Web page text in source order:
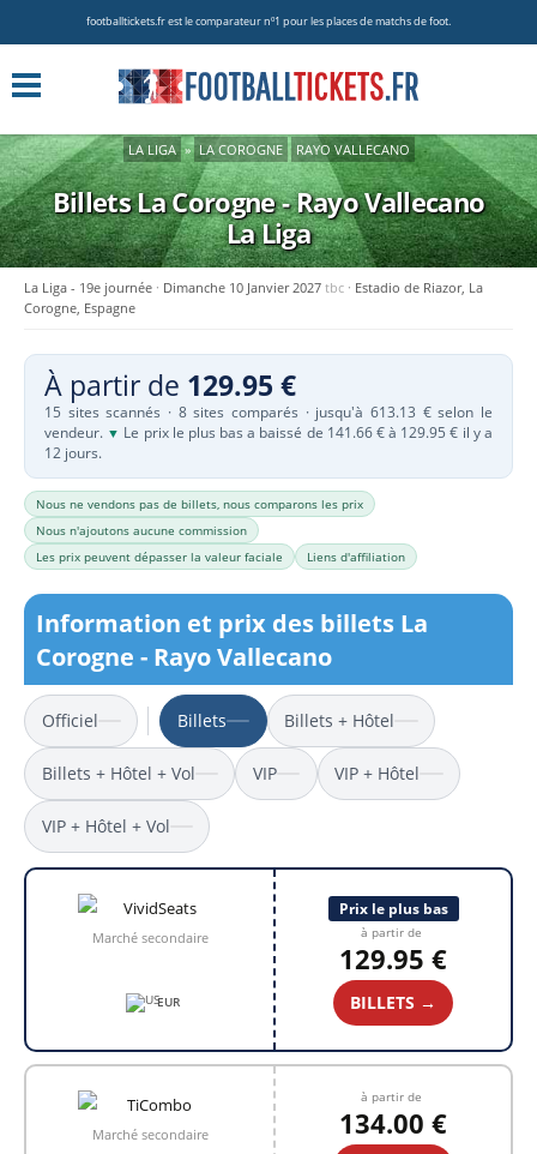
footballtickets.fr est le comparateur nº1 pour les places de matchs de foot.
LA LIGA » LA COROGNE RAYO VALLECANO
Billets La Corogne - Rayo Vallecano
La Liga
La Liga - 19e journée Dimanche 10 Janvier 2027 tbc
Estadio de Riazor, La
Corogne, Espagne
À partir de 129.95 €
15 sites scannés · 8 sites comparés · jusqu'à 613.13 € selon le
vendeur. ▼ Le prix le plus bas a baissé de 141.66 € à 129.95 € il y a
12 jours.
Nous ne vendons pas de billets, nous comparons les prix
Nous n'ajoutons aucune commission
Les prix peuvent dépasser la valeur faciale
Liens d'affiliation
Information et prix des billets La
Corogne - Rayo Vallecano
Officiel Billets Billets + Hôtel
Billets + Hôtel + Vol VIP VIP + Hôtel
VIP + Hôtel + Vol
Marché secondaire
EUR
Prix le plus bas
à partir de
129.95 €
BILLETS →
Marché secondaire
à partir de
134.00 €